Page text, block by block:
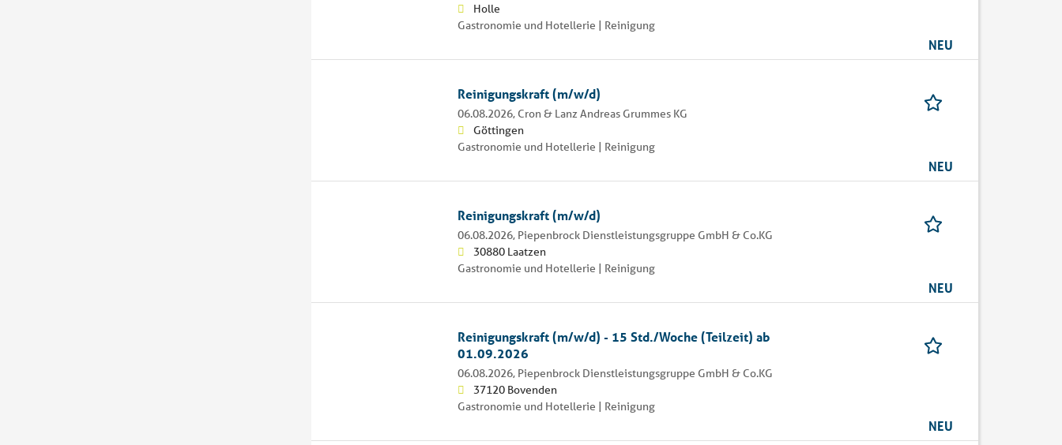
Holle
Gastronomie und Hotellerie | Reinigung
NEU
Reinigungskraft (m/w/d)
06.08.2026, Cron & Lanz Andreas Grummes KG
Göttingen
Gastronomie und Hotellerie | Reinigung
NEU
Reinigungskraft (m/w/d)
06.08.2026, Piepenbrock Dienstleistungsgruppe GmbH & Co.KG
30880 Laatzen
Gastronomie und Hotellerie | Reinigung
NEU
Reinigungskraft (m/w/d) - 15 Std./Woche (Teilzeit) ab
01.09.2026
06.08.2026, Piepenbrock Dienstleistungsgruppe GmbH & Co.KG
37120 Bovenden
Gastronomie und Hotellerie | Reinigung
NEU